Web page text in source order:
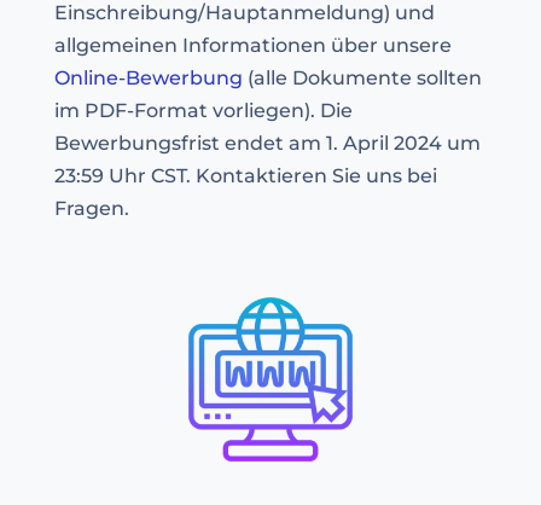
Einschreibung/Hauptanmeldung) und
allgemeinen Informationen über unsere
Online-Bewerbung (alle Dokumente sollten
im PDF-Format vorliegen). Die
Bewerbungsfrist endet am 1. April 2024 um
23:59 Uhr CST. Kontaktieren Sie uns bei
Fragen.